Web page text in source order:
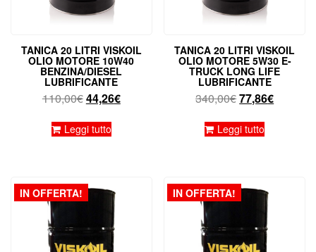
TANICA 20 LITRI VISKOIL
OLIO MOTORE 10W40
BENZINA/DIESEL
LUBRIFICANTE
110,00€Il
originale
44,26€Il
Leggi tutto
TANICA 20 LITRI VISKOIL
OLIO MOTORE 5W30 E-
TRUCK LONG LIFE
LUBRIFICANTE
340,00€Il
originale
77,86€Il
Leggi tutto
IN OFFERTA! IN OFFERTA!